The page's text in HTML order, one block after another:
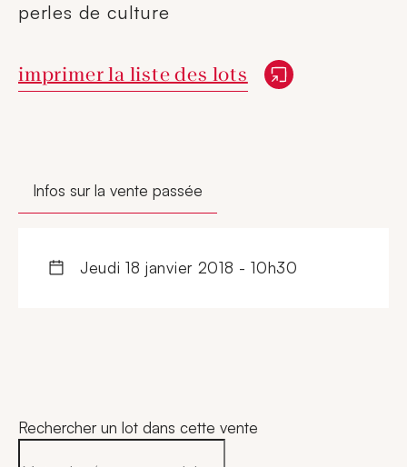
perles de culture
Nouvelle fenêtre
imprimer la liste des lots
Infos sur la vente passée
jeudi 18 janvier 2018 - 10h30
Rechercher un lot dans cette vente